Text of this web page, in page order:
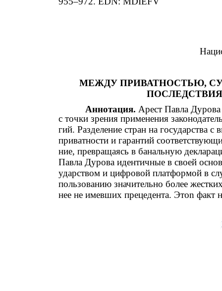
МЕЖДУ ПРИВАТНОСТЬЮ,
Аннотация. Арест Павла Дурова
с точки зрения применения
гий. Разделение стран на государства
приватности и гарантий
ние, превращаясь в банальную
Павла Дурова идентичные в своей
ударством и цифровой платформой в
пользованию значительно более
нее не имевших прецедента. Этоn факт